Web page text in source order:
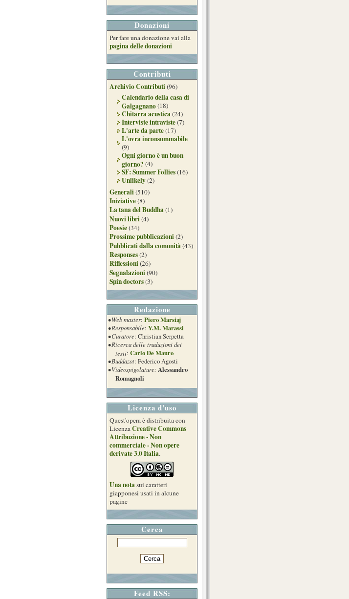
Donazioni
Per fare una donazione vai alla
pagina delle donazioni
Contributi
Archivio Contributi(96)
Calendario della casa di
Galgagnano(18)
Chitarra acustica(24)
Interviste intraviste(7)
L'arte da parte(17)
L'ovra inconsummabile
(9)
Ogni giorno è un buon
giorno? (4)
SF: Summer Follies(16)
Unlikely(2)
Generali(510)
Iniziative(8)
La tana del Buddha(1)
Nuovi libri(4)
Poesie(34)
Prossime pubblicazioni(2)
Pubblicati dalla comunità(43)
Responses(2)
Riflessioni(26)
Segnalazioni(90)
Spin doctors(3)
Redazione
• Web master: Piero Marsiaj
• Responsabile: Y.M. Marassi
• Curatore: Christian Serpetta
• Ricerca delle traduzioni dei
testi: Carlo De Mauro
• Buddazot: Federico Agosti
• Videospigolature:Alessandro
Romagnoli
Licenza d'uso
Quest'opera è distribuita con
LicenzaCreative Commons
Attribuzione - Non
commerciale - Non opere
derivate 3.0 Italia.
Una notasui caratteri
giapponesi usati in alcune
pagine
Cerca
Feed RSS: